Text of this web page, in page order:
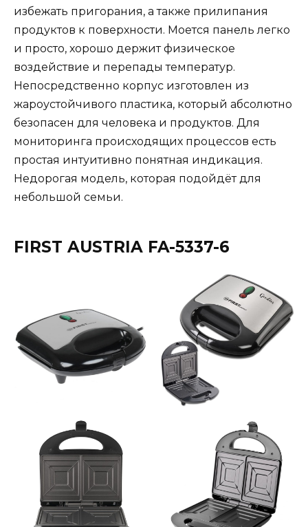
избежать пригорания, а также прилипания
продуктов к поверхности. Моется панель легко
и просто, хорошо держит физическое
воздействие и перепады температур.
Непосредственно корпус изготовлен из
жароустойчивого пластика, который абсолютно
безопасен для человека и продуктов. Для
мониторинга происходящих процессов есть
простая интуитивно понятная индикация.
Недорогая модель, которая подойдёт для
небольшой семьи.
FIRST AUSTRIA FA-5337-6